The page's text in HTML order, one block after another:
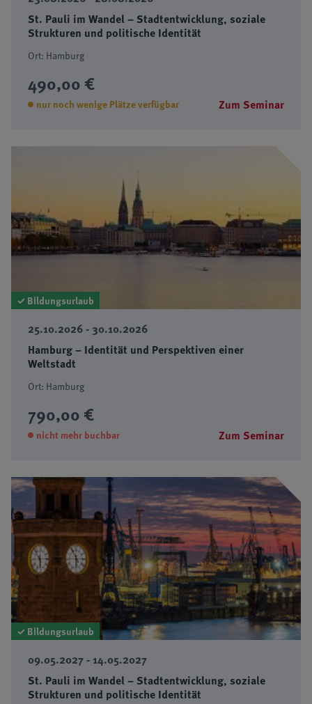
St. Pauli im Wandel – Stadtentwicklung, soziale
Strukturen und politische Identität
Ort: Hamburg
490,00 €
nur noch wenige Plätze verfügbar Zum Seminar
✓ Bildungsurlaub
25.10.2026 - 30.10.2026
Hamburg – Identität und Perspektiven einer
Weltstadt
Ort: Hamburg
790,00 €
nicht mehr buchbar Zum Seminar
✓ Bildungsurlaub
09.05.2027 - 14.05.2027
St. Pauli im Wandel – Stadtentwicklung, soziale
Strukturen und politische Identität